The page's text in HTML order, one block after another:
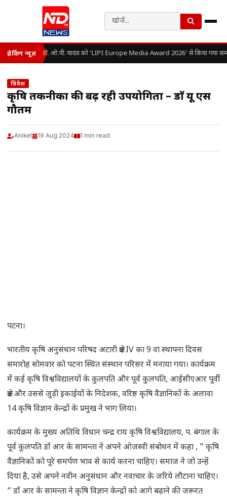
ब्रेकिंग न्यूज़ डॉ. ओ.पी. यादव को ‘LIPI Europe Media Award 2026’ से किया गया
विदेश
कृषि तकनीकों की बढ़ रही उपयोगिता – डाॅ यू एस
गौतम
Aniket 19 Aug 2024 1 min read
पटना।
भारतीय कृषि अनुसंधान परिषद अटारी क्षेत्र IV का 9 वां स्थापना दिवस
समारोह सोमवार को पटना स्थित संस्थान परिसर में मनाया गया। कार्यक्रम
में कई कृषि विश्वविद्यालयों के कुलपति और पूर्व कुलपति, आईसीएआर पूर्वी
क्षेत्र और उससे जुड़ी इकाईयों के निदेशक, वरिष्ठ कृषि वैज्ञानिकों के अलावा
14 कृषि विज्ञान केन्द्रों के प्रमुख ने भाग लिया।
कार्यक्रम के मुख्य अतिथि विधान चन्द्र राय कृषि विश्वविद्यालय, प. बंगाल के
पूर्व कुलपति डाॅ आर के सामन्ता ने अपने ओजस्वी संबोधन में कहा , ” कृषि
वैज्ञानिकों को पूरे समर्पण भाव से कार्य करना चाहिए। समाज ने जो उन्हें
दिया है, उसे अपने नवीन अनुसंधान और नवाचार के जरिये लौटाना चाहिए।
” डाॅ आर के सामन्ता ने कृषि विज्ञान केन्द्रों को आगे बढ़ाने की जरूरत